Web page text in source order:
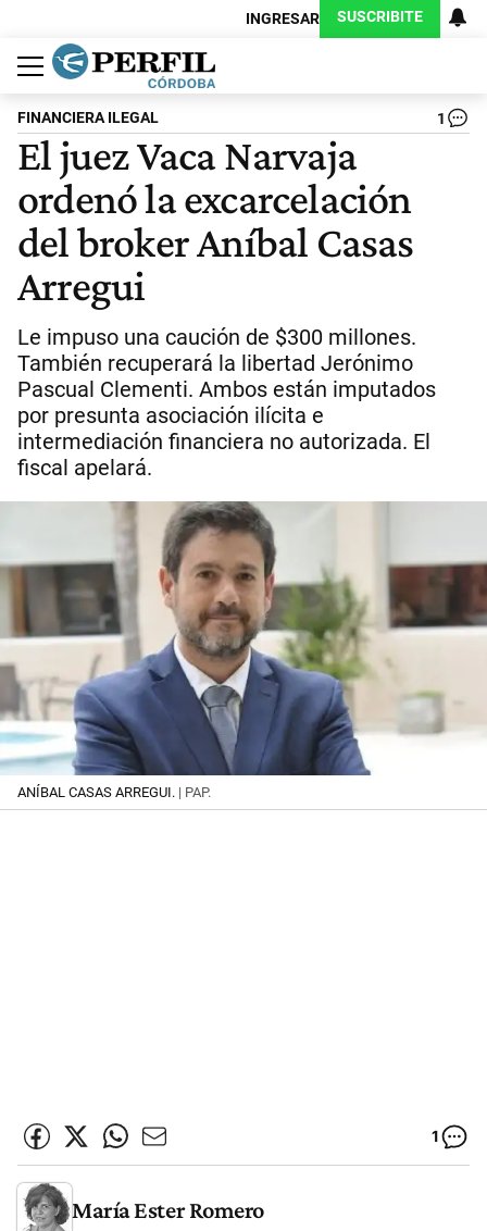
INGRESAR SUSCRIBITE
Política
Economía
Judiciales
Sociedad
Cultura
Espectáculos
Deportes
Protagonistas
FINANCIERA ILEGAL 1
El juez Vaca Narvaja
ordenó la excarcelación
del broker Aníbal Casas
Arregui
Le impuso una caución de $300 millones.
También recuperará la libertad Jerónimo
Pascual Clementi. Ambos están imputados
por presunta asociación ilícita e
intermediación financiera no autorizada. El
fiscal apelará.
ANÍBAL CASAS ARREGUI. | PAP.
1
María Ester Romero